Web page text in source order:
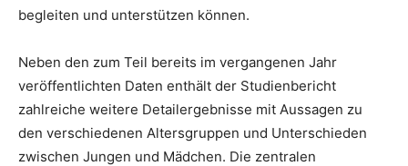
begleiten und unterstützen können.
Neben den zum Teil bereits im vergangenen Jahr
veröffentlichten Daten enthält der Studienbericht
zahlreiche weitere Detailergebnisse mit Aussagen zu
den verschiedenen Altersgruppen und Unterschieden
zwischen Jungen und Mädchen. Die zentralen